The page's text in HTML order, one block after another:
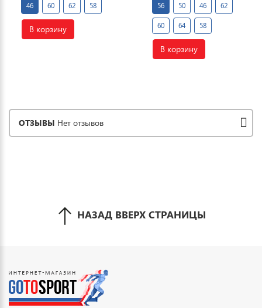
46 60 62 58
В корзину
56 50 46 62
60 64 58
В корзину
ОТЗЫВЫ Нет отзывов
НАЗАД ВВЕРХ СТРАНИЦЫ